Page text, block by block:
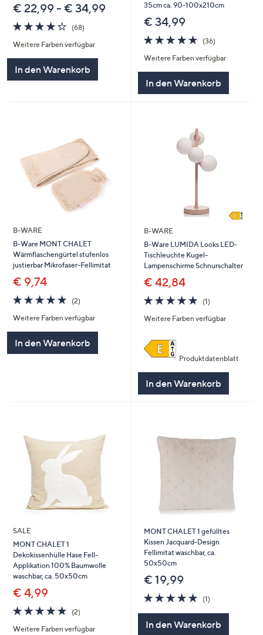
€ 22,99 - € 34,99
4.2
von
5
(68)68
Weitere Farben verfügbar
In den Warenkorb
35cm ca. 90-100x210cm
€ 34,99
4.6
von
5
(36)36
Weitere Farben verfügbar
In den Warenkorb
B-WARE
B-Ware MONT CHALET
Wärmflaschengürtel stufenlos
justierbar Mikrofaser-Fellimitat
€ 9,74
5.0
von
5
(2)2
Weitere Farben verfügbar
In den Warenkorb
B-WARE
B-Ware LUMIDA Looks LED-
Tischleuchte Kugel-
Lampenschirme Schnurschalter
€ 42,84
5.0
von
5
(1)1
Weitere Farben verfügbar
Produktdatenblatt
In den Warenkorb
SALE
MONT CHALET 1
Dekokissenhülle Hase Fell-
Applikation 100% Baumwolle
waschbar, ca. 50x50cm
€ 4,99
5.0
von
5
(2)2
Weitere Farben verfügbar
MONT CHALET 1 gefülltes
Kissen Jacquard-Design
Fellimitat waschbar, ca.
50x50cm
€ 19,99
5.0
von
(1)1
In den Warenkorb